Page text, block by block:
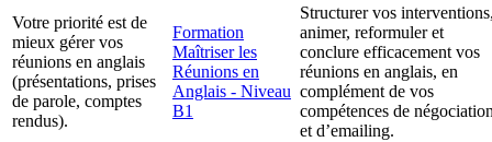
Votre priorité est de
mieux gérer vos
réunions en anglais
(présentations, prises
de parole, comptes
rendus).
Formation
Maîtriser les
Réunions en
Anglais - Niveau
B1
Structurer vos
animer, reformuler et
conclure efficacement vos
réunions en anglais, en
complément de vos
compétences de
et d’emailing.